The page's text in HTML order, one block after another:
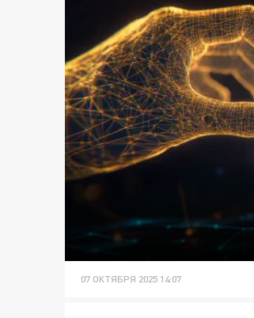
07 ОКТЯБРЯ 2025 14:07